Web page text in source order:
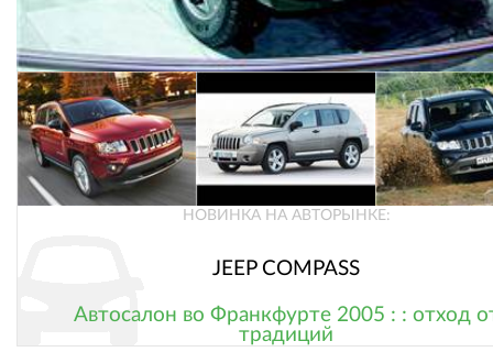
НОВИНКА НА АВТОРЫНКЕ:
JEEP COMPASS
Автосалон во Франкфурте 2005 : : отход
традиций